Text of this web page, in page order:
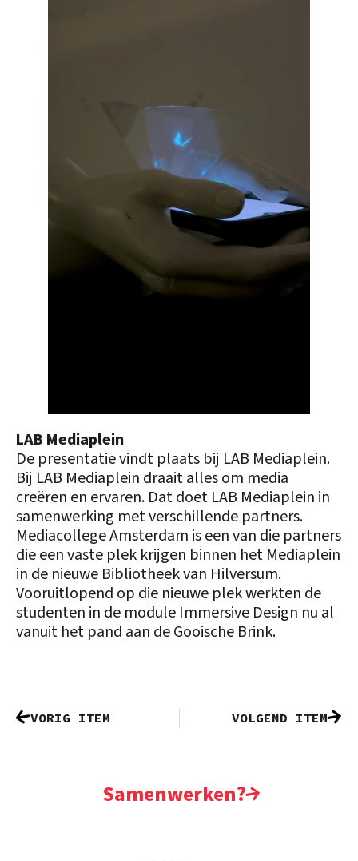
LAB Mediaplein
De presentatie vindt plaats bij LAB Mediaplein.
Bij LAB Mediaplein draait alles om media
creëren en ervaren. Dat doet LAB Mediaplein in
samenwerking met verschillende partners.
Mediacollege Amsterdam is een van die partners
die een vaste plek krijgen binnen het Mediaplein
in de nieuwe Bibliotheek van Hilversum.
Vooruitlopend op die nieuwe plek werkten de
studenten in de module Immersive Design nu al
vanuit het pand aan de Gooische Brink.
VORIG ITEM VOLGEND ITEM
Samenwerken?